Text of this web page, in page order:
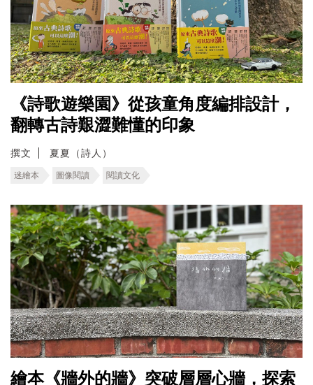
《詩歌遊樂園》從孩童角度編排設計，
翻轉古詩艱澀難懂的印象
撰文 夏夏（詩人）
迷繪本 圖像閱讀 閱讀文化
繪本《牆外的牆》突破層層心牆，探索